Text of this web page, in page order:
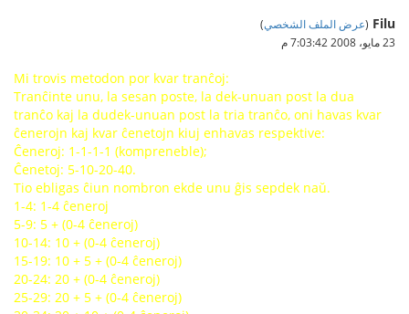
Filu
(عرض الملف الشخصي)
23 مايو، 2008 7:03:42 م
Mi trovis metodon por kvar tranĉoj:
Tranĉinte unu, la sesan poste, la dek-unuan post la dua
tranĉo kaj la dudek-unuan post la tria tranĉo, oni havas kvar
ĉenerojn kaj kvar ĉenetojn kiuj enhavas respektive:
Ĉeneroj: 1-1-1-1 (kompreneble);
Ĉenetoj: 5-10-20-40.
Tio ebligas ĉiun nombron ekde unu ĝis sepdek naŭ.
1-4: 1-4 ĉeneroj
5-9: 5 + (0-4 ĉeneroj)
10-14: 10 + (0-4 ĉeneroj)
15-19: 10 + 5 + (0-4 ĉeneroj)
20-24: 20 + (0-4 ĉeneroj)
25-29: 20 + 5 + (0-4 ĉeneroj)